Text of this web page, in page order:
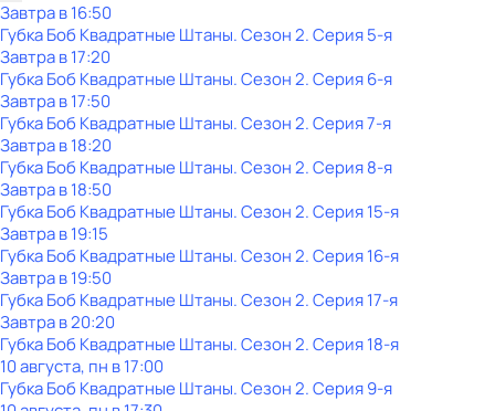
Завтра в 16:50
Губка Боб Квадратные Штаны. Сезон 2. Серия 5-я
Завтра в 17:20
Губка Боб Квадратные Штаны. Сезон 2. Серия 6-я
Завтра в 17:50
Губка Боб Квадратные Штаны. Сезон 2. Серия 7-я
Завтра в 18:20
Губка Боб Квадратные Штаны. Сезон 2. Серия 8-я
Завтра в 18:50
Губка Боб Квадратные Штаны. Сезон 2. Серия 15-я
Завтра в 19:15
Губка Боб Квадратные Штаны. Сезон 2. Серия 16-я
Завтра в 19:50
Губка Боб Квадратные Штаны. Сезон 2. Серия 17-я
Завтра в 20:20
Губка Боб Квадратные Штаны. Сезон 2. Серия 18-я
10 августа, пн в 17:00
Губка Боб Квадратные Штаны. Сезон 2. Серия 9-я